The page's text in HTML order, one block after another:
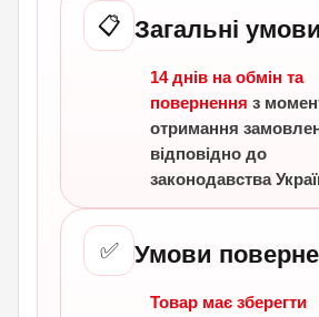
📋 Загальні умови
14 днів на обмін та
повернення з
отримання
відповідно до
законодавства
✅ Умови
Товар має зберегти